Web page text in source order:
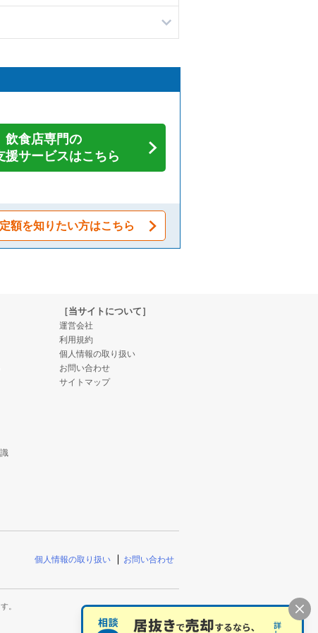
飲食店専門の
援サービスはこちら
額を知りたい方はこちら
［当サイトについて］
運営会社
利用規約
個人情報の取り扱い
お問い合わせ
サイトマップ
個人情報の取り扱い
お問い合わせ
。